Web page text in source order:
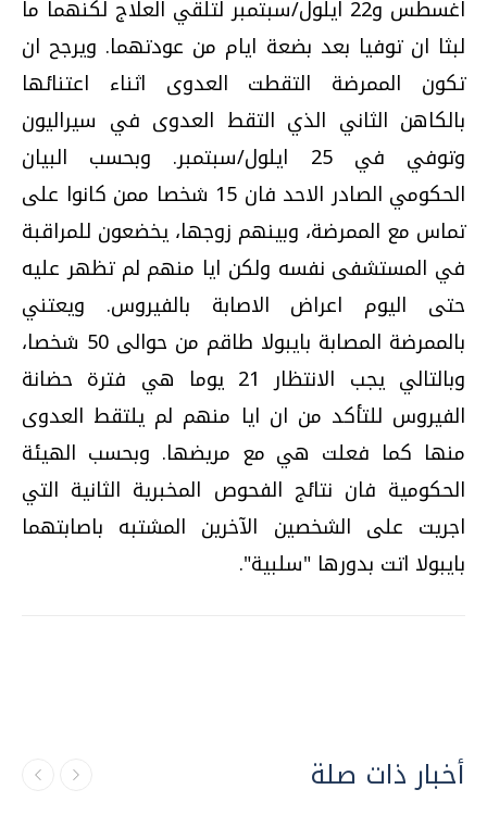
اغسطس و22 ايلول/سبتمبر لتلقي العلاج لكنهما ما
لبثا ان توفيا بعد بضعة ايام من عودتهما. ويرجح ان
تكون الممرضة التقطت العدوى اثناء اعتنائها
بالكاهن الثاني الذي التقط العدوى في سيراليون
وتوفي في 25 ايلول/سبتمبر. وبحسب البيان
الحكومي الصادر الاحد فان 15 شخصا ممن كانوا على
تماس مع الممرضة، وبينهم زوجها، يخضعون للمراقبة
في المستشفى نفسه ولكن ايا منهم لم تظهر عليه
حتى اليوم اعراض الاصابة بالفيروس. ويعتني
بالممرضة المصابة بايبولا طاقم من حوالى 50 شخصا،
وبالتالي يجب الانتظار 21 يوما هي فترة حضانة
الفيروس للتأكد من ان ايا منهم لم يلتقط العدوى
منها كما فعلت هي مع مريضها. وبحسب الهيئة
الحكومية فان نتائج الفحوص المخبرية الثانية التي
اجريت على الشخصين الآخرين المشتبه باصابتهما
بايبولا اتت بدورها "سلبية".
أخبار ذات صلة